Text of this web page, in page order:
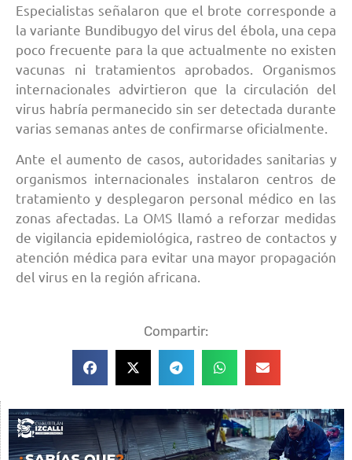
Especialistas señalaron que el brote corresponde a
la variante Bundibugyo del virus del ébola, una cepa
poco frecuente para la que actualmente no existen
vacunas ni tratamientos aprobados. Organismos
internacionales advirtieron que la circulación del
virus habría permanecido sin ser detectada durante
varias semanas antes de confirmarse oficialmente.
Ante el aumento de casos, autoridades sanitarias y
organismos internacionales instalaron centros de
tratamiento y desplegaron personal médico en las
zonas afectadas. La OMS llamó a reforzar medidas
de vigilancia epidemiológica, rastreo de contactos y
atención médica para evitar una mayor propagación
del virus en la región africana.
Compartir: